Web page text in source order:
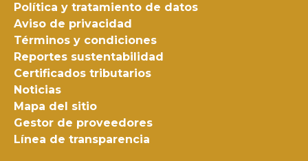
Política y tratamiento de datos
Aviso de privacidad
Términos y condiciones
Reportes sustentabilidad
Certificados tributarios
Noticias
Mapa del sitio
Gestor de proveedores
Línea de transparencia